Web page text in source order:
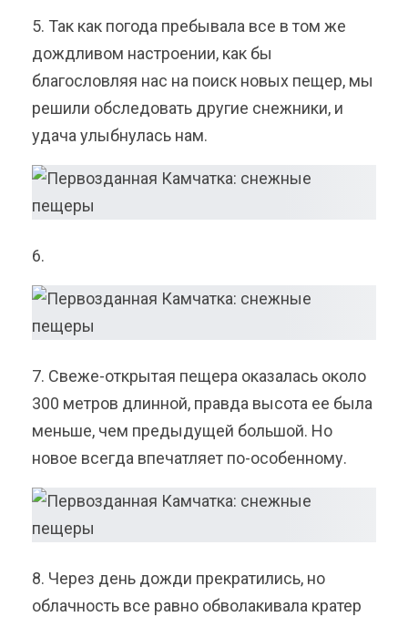
5. Так как погода пребывала все в том же
дождливом настроении, как бы
благословляя нас на поиск новых пещер, мы
решили обследовать другие снежники, и
удача улыбнулась нам.
6.
7. Свеже-открытая пещера оказалась около
300 метров длинной, правда высота ее была
меньше, чем предыдущей большой. Но
новое всегда впечатляет по-особенному.
8. Через день дожди прекратились, но
облачность все равно обволакивала кратер